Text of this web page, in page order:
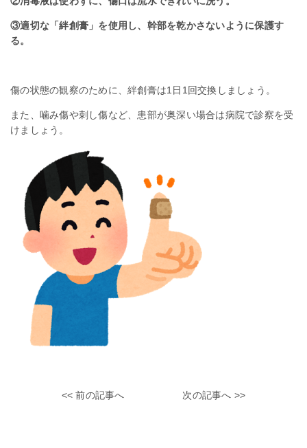
③適切な「絆創膏」を使用し、幹部を乾かさないように保護す
る。
傷の状態の観察のために、絆創膏は1日1回交換しましょう。
また、噛み傷や刺し傷など、患部が奥深い場合は病院で診察を受
けましょう。
<< 前の記事へ 次の記事へ >>